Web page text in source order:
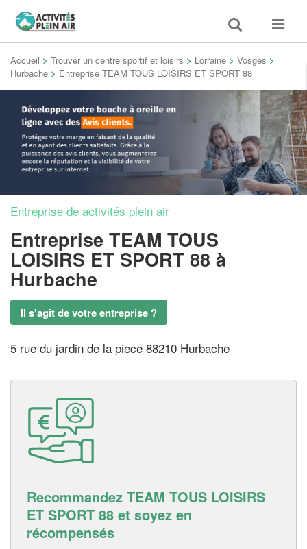
Toggle
search
Toggle
Accueil > Trouver un centre sportif et loisirs > Lorraine > Vosges >
Hurbache > Entreprise TEAM TOUS LOISIRS ET SPORT 88
Entreprise de activités plein air
Entreprise TEAM TOUS
LOISIRS ET SPORT 88 à
Hurbache
Il s'agit de votre entreprise ?
5 rue du jardin de la piece 88210 Hurbache
Recommandez TEAM TOUS LOISIRS
ET SPORT 88 et soyez en
récompensés